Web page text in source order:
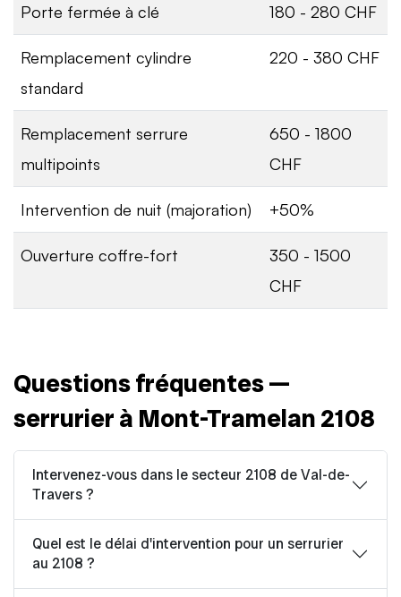
Porte fermée à clé 180 - 280 CHF
Remplacement cylindre
standard
220 - 380 CHF
Remplacement serrure
multipoints
650 - 1800
CHF
Intervention de nuit (majoration) +50%
Ouverture coffre-fort
350 - 1500
CHF
Questions fréquentes —
serrurier à Mont-Tramelan 2108
Intervenez-vous dans le secteur 2108 de Val-de-
Travers ?
Quel est le délai d'intervention pour un serrurier
au 2108 ?